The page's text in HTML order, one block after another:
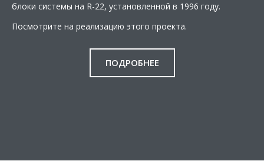
блоки системы на R-22, установленной в 1996 году.
Посмотрите на реализацию этого проекта.
ПОДРОБНЕЕ